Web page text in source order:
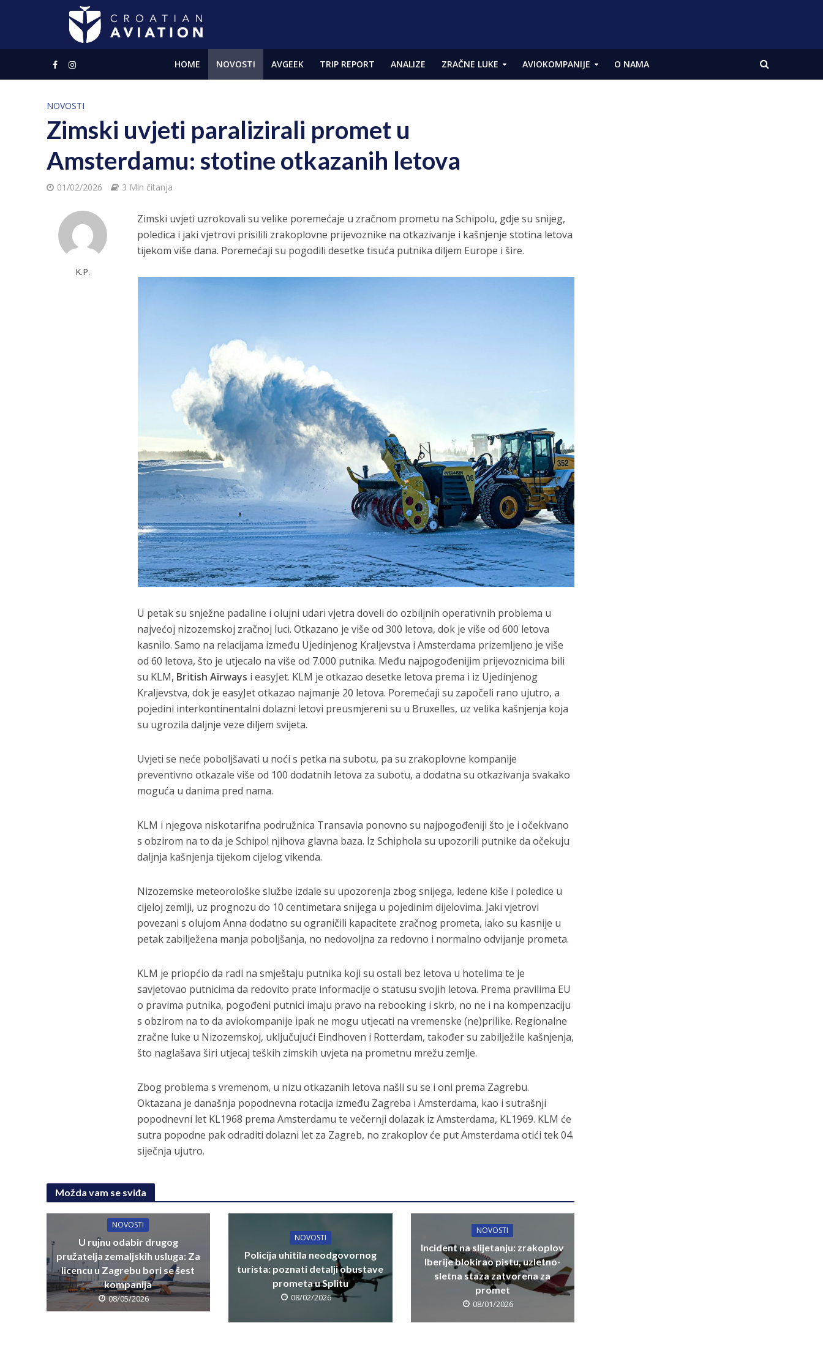
HOME NOVOSTI AVGEEK TRIP REPORT ANALIZE ZRAČNE LUKE AVIOKOMPANIJE O NAMA
NOVOSTI
Zimski uvjeti paralizirali promet u
Amsterdamu: stotine otkazanih letova
01/02/2026 3 Min čitanja
K.P.
Zimski uvjeti uzrokovali su velike poremećaje u zračnom prometu na Schipolu, gdje su snijeg,
poledica i jaki vjetrovi prisilili zrakoplovne prijevoznike na otkazivanje i kašnjenje stotina letova
tijekom više dana. Poremećaji su pogodili desetke tisuća putnika diljem Europe i šire.
U petak su snježne padaline i olujni udari vjetra doveli do ozbiljnih operativnih problema u
najvećoj nizozemskoj zračnoj luci. Otkazano je više od 300 letova, dok je više od 600 letova
kasnilo. Samo na relacijama između Ujedinjenog Kraljevstva i Amsterdama prizemljeno je više
od 60 letova, što je utjecalo na više od 7.000 putnika. Među najpogođenijim prijevoznicima bili
su KLM, British Airways i easyJet. KLM je otkazao desetke letova prema i iz Ujedinjenog
Kraljevstva, dok je easyJet otkazao najmanje 20 letova. Poremećaji su započeli rano ujutro, a
pojedini interkontinentalni dolazni letovi preusmjereni su u Bruxelles, uz velika kašnjenja koja
su ugrozila daljnje veze diljem svijeta.
Uvjeti se neće poboljšavati u noći s petka na subotu, pa su zrakoplovne kompanije
preventivno otkazale više od 100 dodatnih letova za subotu, a dodatna su otkazivanja svakako
moguća u danima pred nama.
KLM i njegova niskotarifna podružnica Transavia ponovno su najpogođeniji što je i očekivano
s obzirom na to da je Schipol njihova glavna baza. Iz Schiphola su upozorili putnike da očekuju
daljnja kašnjenja tijekom cijelog vikenda.
Nizozemske meteorološke službe izdale su upozorenja zbog snijega, ledene kiše i poledice u
cijeloj zemlji, uz prognozu do 10 centimetara snijega u pojedinim dijelovima. Jaki vjetrovi
povezani s olujom Anna dodatno su ograničili kapacitete zračnog prometa, iako su kasnije u
petak zabilježena manja poboljšanja, no nedovoljna za redovno i normalno odvijanje prometa.
KLM je priopćio da radi na smještaju putnika koji su ostali bez letova u hotelima te je
savjetovao putnicima da redovito prate informacije o statusu svojih letova. Prema pravilima EU
o pravima putnika, pogođeni putnici imaju pravo na rebooking i skrb, no ne i na kompenzaciju
s obzirom na to da aviokompanije ipak ne mogu utjecati na vremenske (ne)prilike. Regionalne
zračne luke u Nizozemskoj, uključujući Eindhoven i Rotterdam, također su zabilježile kašnjenja,
što naglašava širi utjecaj teških zimskih uvjeta na prometnu mrežu zemlje.
Zbog problema s vremenom, u nizu otkazanih letova našli su se i oni prema Zagrebu.
Oktazana je današnja popodnevna rotacija između Zagreba i Amsterdama, kao i sutrašnji
popodnevni let KL1968 prema Amsterdamu te večernji dolazak iz Amsterdama, KL1969. KLM će
sutra popodne pak odraditi dolazni let za Zagreb, no zrakoplov će put Amsterdama otići tek 04.
siječnja ujutro.
Možda vam se sviđa
NOVOSTI
U rujnu odabir drugog
pružatelja zemaljskih usluga: Za
licencu u Zagrebu bori se šest
kompanija
08/05/2026
NOVOSTI
Policija uhitila neodgovornog
turista: poznati detalji obustave
prometa u Splitu
08/02/2026
NOVOSTI
Incident na slijetanju: zrakoplov
Iberije blokirao pistu, uzletno-
sletna staza zatvorena za
promet
08/01/2026